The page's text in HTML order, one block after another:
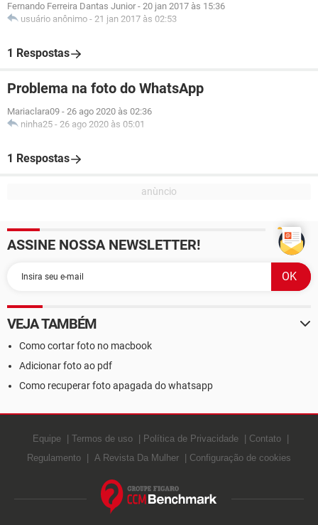
Fernando Ferreira Dantas Junior - 20 jan 2017 às 15:36
usuário anônimo - 21 jan 2017 às 02:53
1 Respostas
Problema na foto do WhatsApp
Mariaclara09 - 26 ago 2020 às 02:36
ninha25 - 26 ago 2020 às 05:01
1 Respostas
ASSINE NOSSA NEWSLETTER!
VEJA TAMBÉM
Como cortar foto no macbook
Adicionar foto ao pdf
Como recuperar foto apagada do whatsapp
Equipe Termos de uso Política de Privacidade
Contato
Regulamento
A Revista Da Mulher Configuração de cookies